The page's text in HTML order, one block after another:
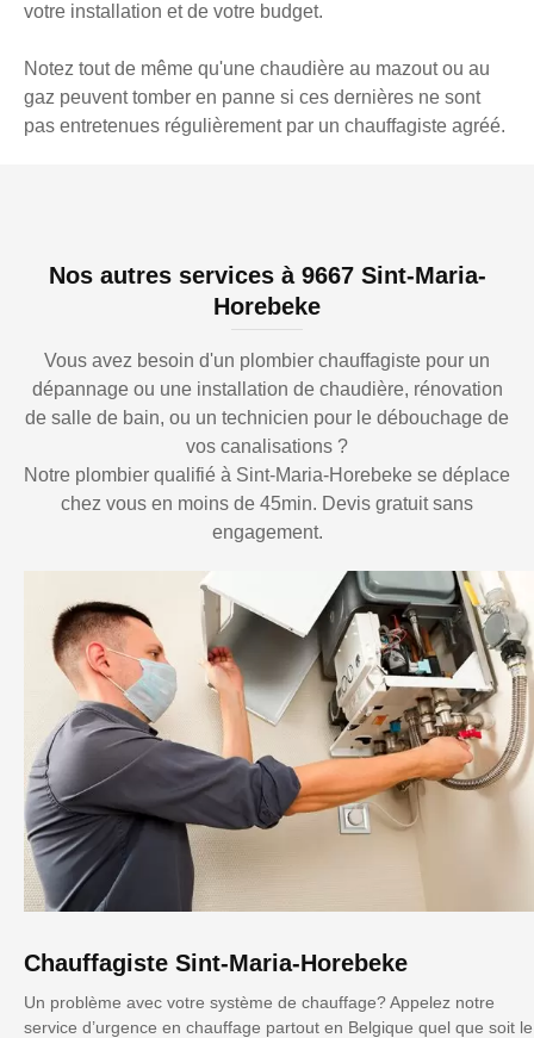
votre installation et de votre budget.
Notez tout de même qu'une chaudière au mazout ou au
gaz peuvent tomber en panne si ces dernières ne sont
pas entretenues régulièrement par un chauffagiste agréé.
Nos autres services à 9667 Sint-Maria-
Horebeke
Vous avez besoin d'un plombier chauffagiste pour un
dépannage ou une installation de chaudière, rénovation
de salle de bain, ou un technicien pour le débouchage de
vos canalisations ?
Notre plombier qualifié à Sint-Maria-Horebeke se déplace
chez vous en moins de 45min. Devis gratuit sans
engagement.
Chauffagiste Sint-Maria-Horebeke
Un problème avec votre système de chauffage? Appelez notre
service d’urgence en chauffage partout en Belgique quel que soit le